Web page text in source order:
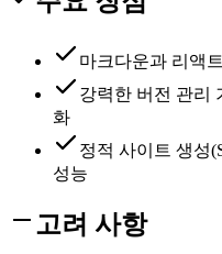
마크다운과 리액
강력한 버전 관리
화
정적 사이트 생성
성능
고려 사항